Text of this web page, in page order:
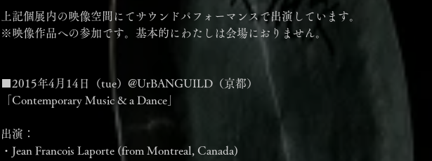
上記個展内の映像空間にてサウンドパフォーマンスで出演しています。
※映像作品への参加です。基本的にわたしは会場におりません。
■2015年4月14日（tue）@UrBANGUILD（京都）
「Contemporary Music & a Dance」
出演：
・Jean Francois Laporte (from Montreal, Canada)